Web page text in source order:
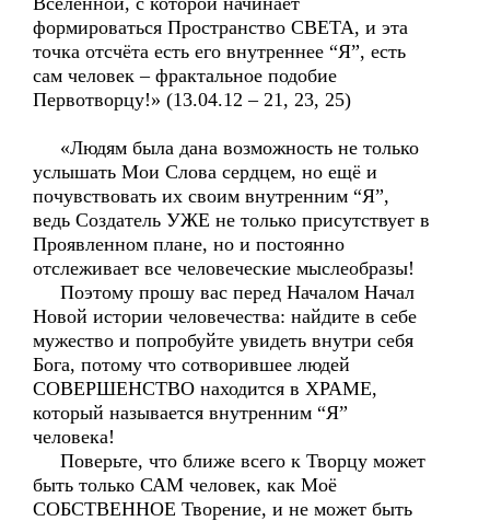
формироваться Пространство СВЕТА, и эта
точка отсчёта есть его внутреннее “Я”, есть
сам человек – фрактальное подобие
Первотворцу!» (13.04.12 – 21, 23, 25)
«Людям была дана возможность не только
услышать Мои Слова сердцем, но ещё и
почувствовать их своим внутренним “Я”,
ведь Создатель УЖЕ не только присутствует в
Проявленном плане, но и постоянно
отслеживает все человеческие мыслеобразы!
Поэтому прошу вас перед Началом Начал
Новой истории человечества: найдите в себе
мужество и попробуйте увидеть внутри себя
Бога, потому что сотворившее людей
СОВЕРШЕНСТВО находится в ХРАМЕ,
который называется внутренним “Я”
человека!
Поверьте, что ближе всего к Творцу может
быть только САМ человек, как Моё
СОБСТВЕННОЕ Творение, и не может быть